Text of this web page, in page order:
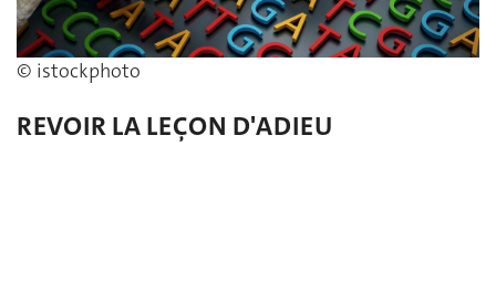
© istockphoto
REVOIR LA LEÇON D'ADIEU